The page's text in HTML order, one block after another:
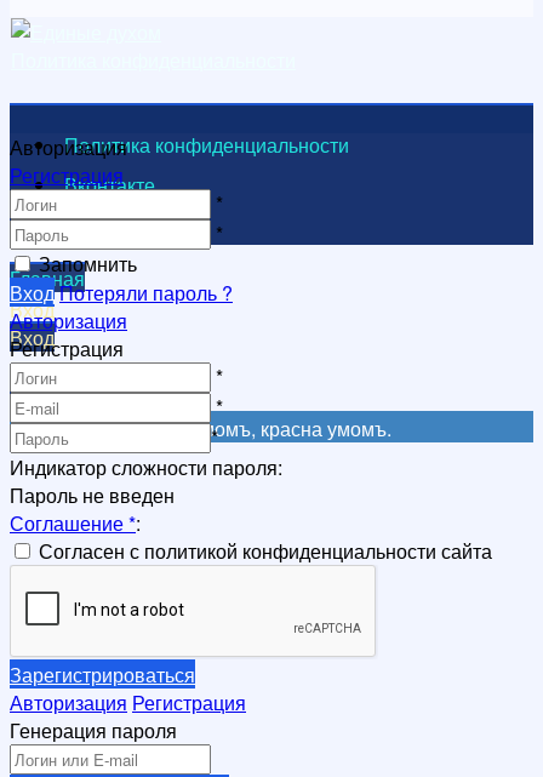
Политика конфиденциальности
Вконтакте
Видеоканал
Главная
Вход
Вход
Регистрация
Регистрация
Не красна книга письмомъ, красна умомъ.
Авторизация
Регистрация
*
*
Запомнить
ВходПотеряли пароль ?
Авторизация
Регистрация
*
*
*
Индикатор сложности пароля:
Пароль не введен
Соглашение*:
Согласен с политикой конфиденциальности сайта
Зарегистрироваться
Авторизация Регистрация
Генерация пароля